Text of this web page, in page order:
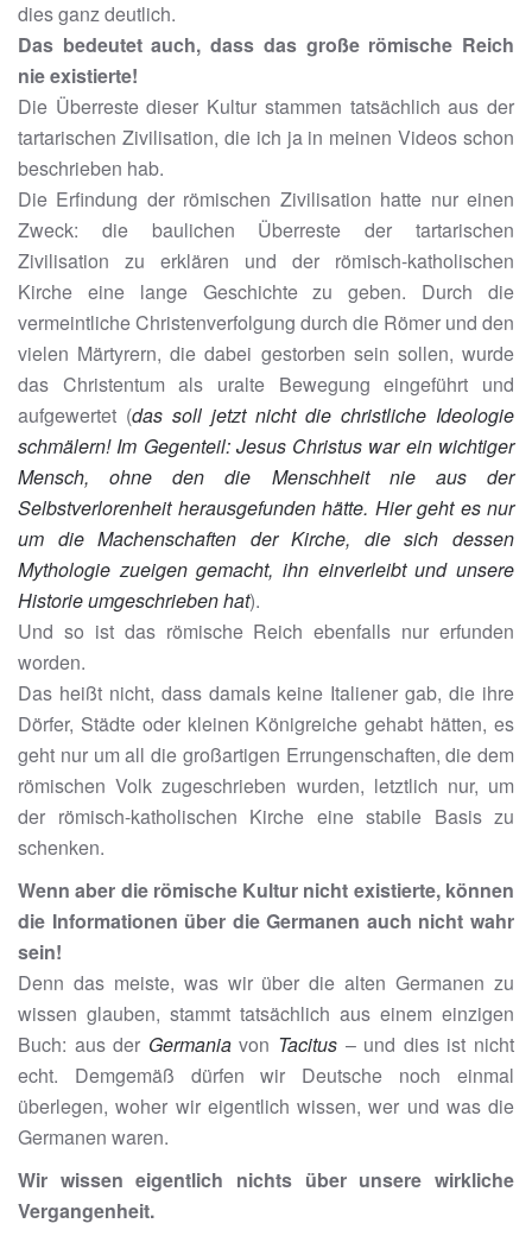
dies ganz deutlich.
Das bedeutet auch, dass das große römische Reich
nie existierte!
Die Überreste dieser Kultur stammen tatsächlich aus der
tartarischen Zivilisation, die ich ja in meinen Videos schon
beschrieben hab.
Die Erfindung der römischen Zivilisation hatte nur einen
Zweck: die baulichen Überreste der tartarischen
Zivilisation zu erklären und der römisch-katholischen
Kirche eine lange Geschichte zu geben. Durch die
vermeintliche Christenverfolgung durch die Römer und den
vielen Märtyrern, die dabei gestorben sein sollen, wurde
das Christentum als uralte Bewegung eingeführt und
aufgewertet (das soll jetzt nicht die christliche Ideologie
schmälern! Im Gegenteil: Jesus Christus war ein wichtiger
Mensch, ohne den die Menschheit nie aus der
Selbstverlorenheit herausgefunden hätte. Hier geht es nur
um die Machenschaften der Kirche, die sich dessen
Mythologie zueigen gemacht, ihn einverleibtund unsere
Historie umgeschrieben hat).
Und so ist das römische Reich ebenfalls nur erfunden
worden.
Das heißt nicht, dass damals keine Italiener gab, die ihre
Dörfer, Städte oder kleinen Königreiche gehabt hätten, es
geht nur um all die großartigen Errungenschaften, die dem
römischen Volk zugeschrieben wurden, letztlich nur, um
der römisch-katholischen Kirche eine stabile Basis zu
schenken.
Wenn aber die römische Kultur nicht existierte, können
die Informationen über die Germanen auch nicht wahr
sein!
Denn das meiste, was wir über die alten Germanen zu
wissen glauben, stammt tatsächlich aus einem einzigen
Buch: aus der Germaniavon Tacitus – und dies ist nicht
echt. Demgemäß dürfen wir Deutsche noch einmal
überlegen, woher wir eigentlich wissen, wer und was die
Germanen waren.
Wir wissen eigentlich nichts über unsere wirkliche
Vergangenheit.